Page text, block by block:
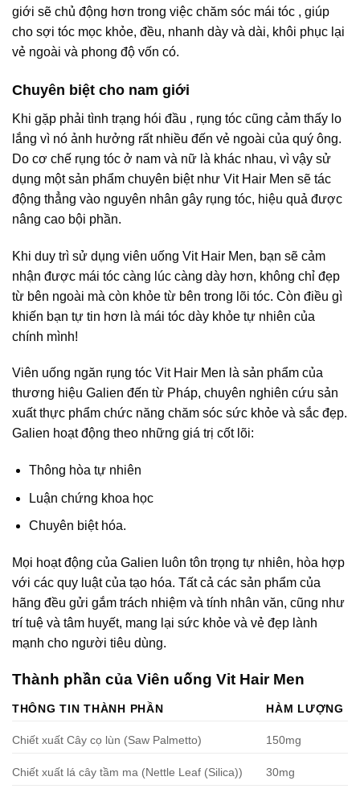
giới sẽ chủ động hơn trong việc chăm sóc mái tóc , giúp
cho sợi tóc mọc khỏe, đều, nhanh dày và dài, khôi phục lại
vẻ ngoài và phong độ vốn có.
Chuyên biệt cho nam giới
Khi gặp phải tình trạng hói đầu , rụng tóc cũng cảm thấy lo
lắng vì nó ảnh hưởng rất nhiều đến vẻ ngoài của quý ông.
Do cơ chế rụng tóc ở nam và nữ là khác nhau, vì vậy sử
dụng một sản phẩm chuyên biệt như Vit Hair Men sẽ tác
động thẳng vào nguyên nhân gây rụng tóc, hiệu quả được
nâng cao bội phần.
Khi duy trì sử dụng viên uống Vit Hair Men, bạn sẽ cảm
nhận được mái tóc càng lúc càng dày hơn, không chỉ đẹp
từ bên ngoài mà còn khỏe từ bên trong lõi tóc. Còn điều gì
khiến bạn tự tin hơn là mái tóc dày khỏe tự nhiên của
chính mình!
Viên uống ngăn rụng tóc Vit Hair Men là sản phẩm của
thương hiệu Galien đến từ Pháp, chuyên nghiên cứu sản
xuất thực phẩm chức năng chăm sóc sức khỏe và sắc đẹp.
Galien hoạt động theo những giá trị cốt lõi:
Thông hòa tự nhiên
Luận chứng khoa học
Chuyên biệt hóa.
Mọi hoạt động của Galien luôn tôn trọng tự nhiên, hòa hợp
với các quy luật của tạo hóa. Tất cả các sản phẩm của
hãng đều gửi gắm trách nhiệm và tính nhân văn, cũng như
trí tuệ và tâm huyết, mang lại sức khỏe và vẻ đẹp lành
mạnh cho người tiêu dùng.
Thành phần của Viên uống Vit Hair Men
THÔNG TIN THÀNH PHẦN HÀM LƯỢNG
Chiết xuất Cây cọ lùn (Saw Palmetto) 150mg
Chiết xuất lá cây tầm ma (Nettle Leaf (Silica)) 30mg